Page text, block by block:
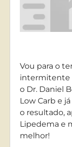
Vou para o
intermitente
o Dr. Daniel
Low Carb e
o resultado,
Lipedema e
melhor!